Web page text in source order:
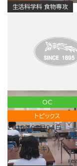
生活科学科 食物専攻
OC
トピックス
2019年08月04日
食物専攻：オープンキ
ップルケーキ)